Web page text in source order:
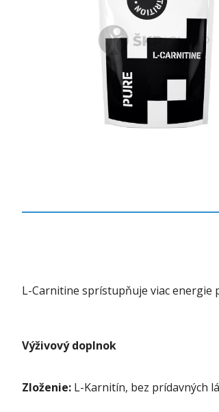
L-Carnitine sprístupňuje viac energie
Výživový doplnok
Zloženie: L-Karnitín, bez prídavných